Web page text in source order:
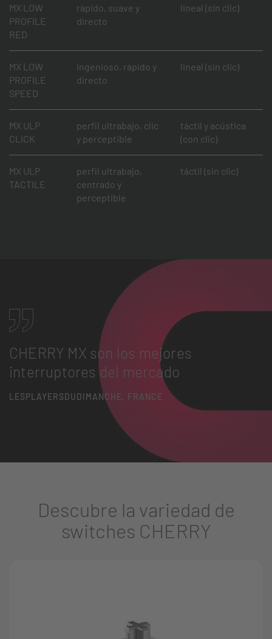
MX LOW
PROFILE
RED
rápido, suave y
directo
lineal (sin clic)
MX LOW
PROFILE
SPEED
ingenioso, rápido y
directo
lineal (sin clic)
MX ULP
CLICK
perfil ultrabajo, clic
y perceptible
táctil y acústica
(con clic)
MX ULP
TACTILE
perfil ultrabajo,
centrado y
perceptible
táctil (sin clic)
CHERRY MX son los mejores
interruptores del mercado
LESPLAYERSDUDIMANCHE, FRANCE
Descubre la variedad de
switches CHERRY